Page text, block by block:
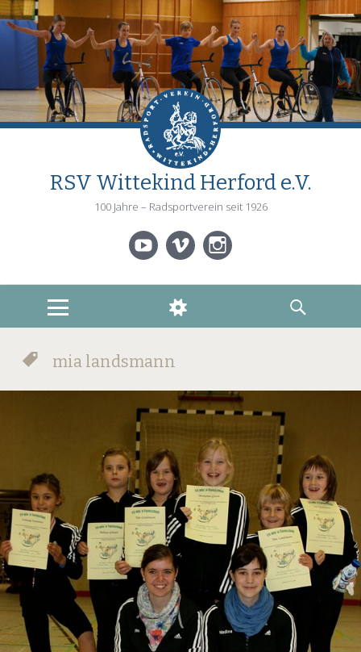
RSV Wittekind Herford e.V.
100 Jahre – Radsportverein seit 1926
MENÜ
WIDGETS
SUCHEN
mia landsmann